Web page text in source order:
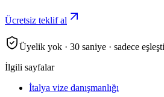
Ücretsiz teklif al
Üyelik yok · 30 saniye · sadece
İlgili sayfalar
İtalya vize danışmanlığı